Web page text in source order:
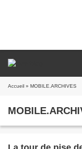
Accueil » MOBILE.ARCHIVES